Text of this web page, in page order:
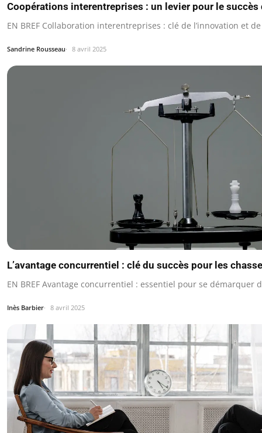
Coopérations interentreprises : un levier pour le succès
EN BREF Collaboration interentreprises : clé de l’innovation et
Sandrine Rousseau 8 avril 2025
L’avantage concurrentiel : clé du succès pour les
EN BREF Avantage concurrentiel : essentiel pour se démarquer
Inès Barbier 8 avril 2025